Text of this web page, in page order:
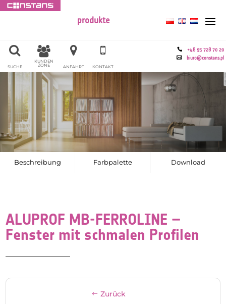
produkte
+48 95 728 70 20
biuro@constans.pl
KONTAKT
ANFAHRT
KUNDEN
ZONE
SUCHE
Beschreibung Farbpalette Download
ALUPROF MB-FERROLINE –
Fenster mit schmalen Profilen
Zurück